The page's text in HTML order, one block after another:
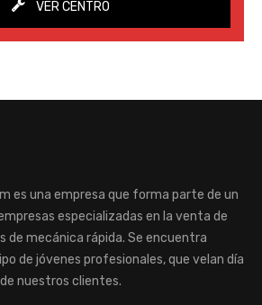
VER CENTRO
es una empresa que forma parte de un
especializadas en la venta de
de mecánica rápida. Se encuentra
de jóvenes profesionales, que velan día
nuestros clientes.